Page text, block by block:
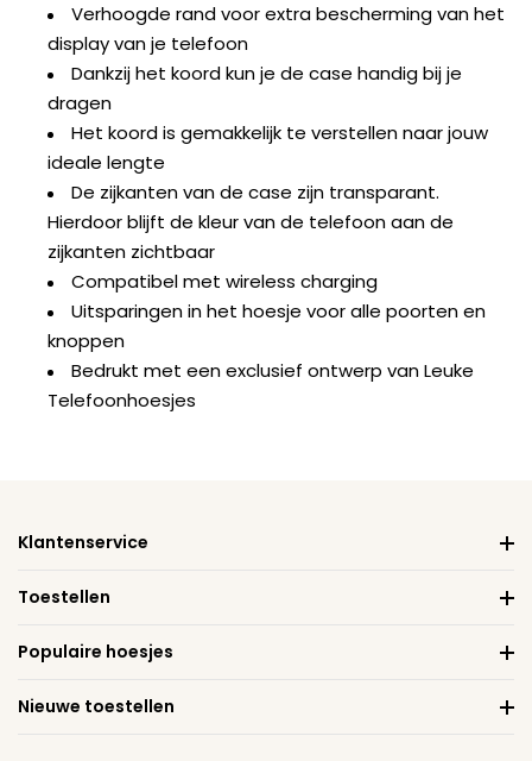
Verhoogde rand voor extra bescherming van het
display van je telefoon
Dankzij het koord kun je de case handig bij je
dragen
Het koord is gemakkelijk te verstellen naar jouw
ideale lengte
De zijkanten van de case zijn transparant.
Hierdoor blijft de kleur van de telefoon aan de
zijkanten zichtbaar
Compatibel met wireless charging
Uitsparingen in het hoesje voor alle poorten en
knoppen
Bedrukt met een exclusief ontwerp van Leuke
Telefoonhoesjes
Klantenservice
Toestellen
Populaire hoesjes
Nieuwe toestellen